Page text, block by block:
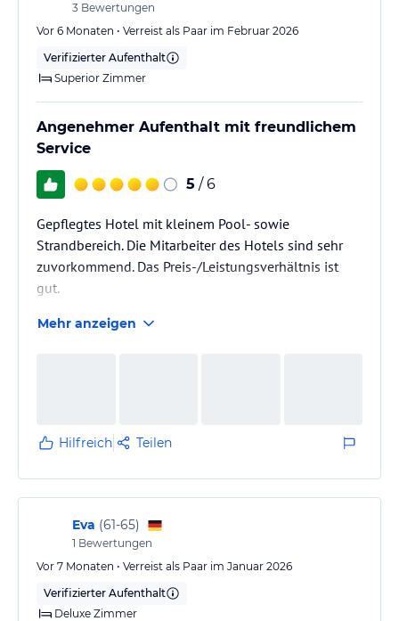
3 Bewertungen
Vor 6 Monaten • Verreist als Paar im Februar 2026
Verifizierter Aufenthalt
Superior Zimmer
Angenehmer Aufenthalt mit freundlichem
Service
5 / 6
Gepflegtes Hotel mit kleinem Pool- sowie
Strandbereich. Die Mitarbeiter des Hotels sind sehr
zuvorkommend. Das Preis-/Leistungsverhältnis ist
gut.
Mehr anzeigen
Hilfreich Teilen
Eva (61-65)
1 Bewertungen
Vor 7 Monaten • Verreist als Paar im Januar 2026
Verifizierter Aufenthalt
Deluxe Zimmer